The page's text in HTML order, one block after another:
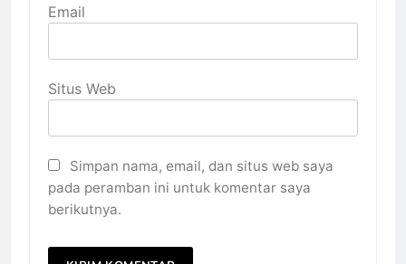
Email
Situs Web
Simpan nama, email, dan situs web saya
pada peramban ini untuk komentar saya
berikutnya.